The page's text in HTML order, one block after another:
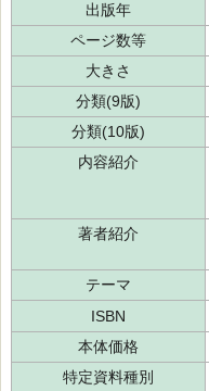
出版年
ページ数等
大きさ
分類(9版)
分類(10版)
内容紹介
著者紹介
テーマ
ISBN
本体価格
特定資料種別